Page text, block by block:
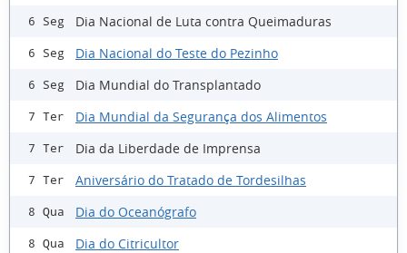
6 Seg Dia Nacional de Luta contra Queimaduras
6 Seg Dia Nacional do Teste do Pezinho
6 Seg Dia Mundial do Transplantado
7 Ter Dia Mundial da Segurança dos Alimentos
7 Ter Dia da Liberdade de Imprensa
7 Ter Aniversário do Tratado de Tordesilhas
8 Qua Dia do Oceanógrafo
8 Qua Dia do Citricultor